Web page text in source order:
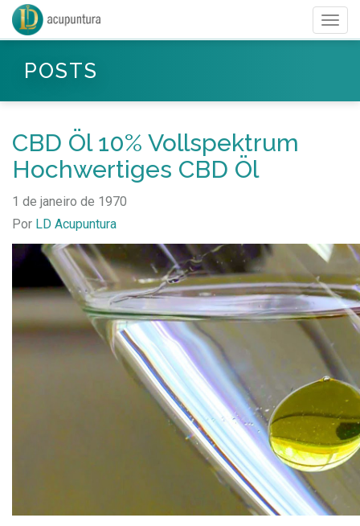
POSTS
CBD Öl 10% Vollspektrum
Hochwertiges CBD Öl
1 de janeiro de 1970
Por LD Acupuntura